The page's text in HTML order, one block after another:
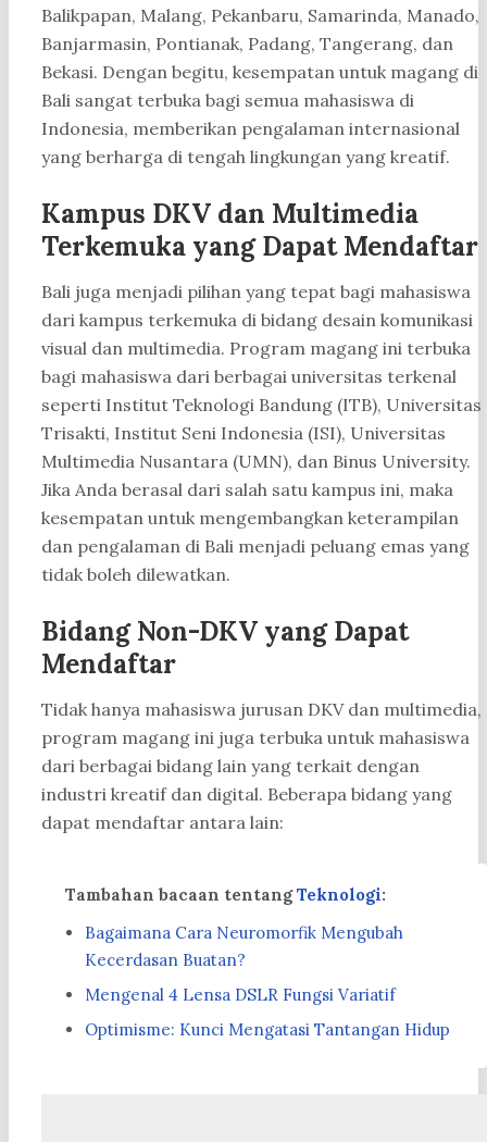
Balikpapan, Malang, Pekanbaru, Samarinda, Manado,
Banjarmasin, Pontianak, Padang, Tangerang, dan
Bekasi. Dengan begitu, kesempatan untuk magang di
Bali sangat terbuka bagi semua mahasiswa di
Indonesia, memberikan pengalaman internasional
yang berharga di tengah lingkungan yang kreatif.
Kampus DKV dan Multimedia
Terkemuka yang Dapat Mendaftar
Bali juga menjadi pilihan yang tepat bagi mahasiswa
dari kampus terkemuka di bidang desain komunikasi
visual dan multimedia. Program magang ini terbuka
bagi mahasiswa dari berbagai universitas terkenal
seperti Institut Teknologi Bandung (ITB), Universitas
Trisakti, Institut Seni Indonesia (ISI), Universitas
Multimedia Nusantara (UMN), dan Binus University.
Jika Anda berasal dari salah satu kampus ini, maka
kesempatan untuk mengembangkan keterampilan
dan pengalaman di Bali menjadi peluang emas yang
tidak boleh dilewatkan.
Bidang Non-DKV yang Dapat
Mendaftar
Tidak hanya mahasiswa jurusan DKV dan multimedia,
program magang ini juga terbuka untuk mahasiswa
dari berbagai bidang lain yang terkait dengan
industri kreatif dan digital. Beberapa bidang yang
dapat mendaftar antara lain:
Tambahan bacaan tentangTeknologi:
Bagaimana Cara Neuromorfik Mengubah
Kecerdasan Buatan?
Mengenal 4 Lensa DSLR Fungsi Variatif
Optimisme: Kunci Mengatasi Tantangan Hidup